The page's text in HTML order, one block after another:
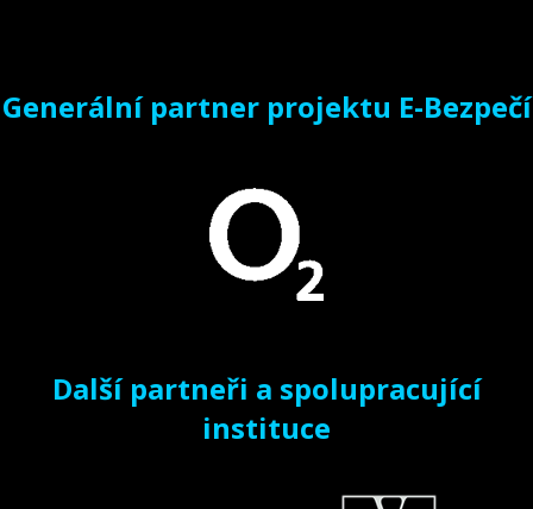
Generální partner projektu E-Bezpečí
Další partneři a spolupracující
instituce